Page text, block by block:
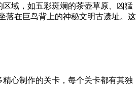
区域，如五彩斑斓的茶壶草原、凶猛
落在巨鸟背上的神秘文明古遗址。这
精心制作的关卡，每个关卡都有其独